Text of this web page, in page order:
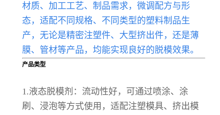
材质、加工工艺、制品需求，微调配方与形
态，适配不同规格、不同类型的塑料制品生
产，无论是精密注塑件、大型挤出件，还是薄
膜、管材等产品，均能实现良好的脱模效果。
产品类型
1.液态脱模剂：流动性好，可通过喷涂、涂
刷、浸泡等方式使用，适配注塑模具、挤出模